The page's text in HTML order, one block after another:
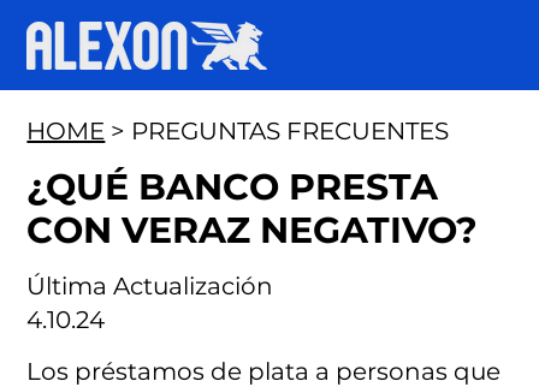
Última Actualización
4.10.24
HOME > PREGUNTAS FRECUENTES
¿QUÉ BANCO PRESTA
CON VERAZ NEGATIVO?
Los préstamos de plata a personas que